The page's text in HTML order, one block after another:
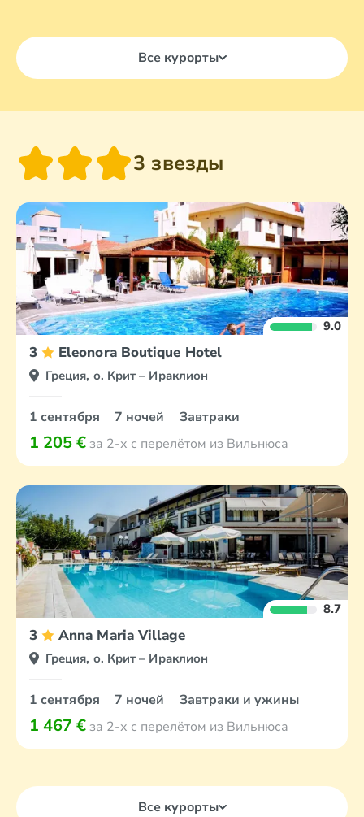
Все курорты
3 звезды
9.0
3 Eleonora Boutique Hotel
Греция, о. Крит – Ираклион
1 сентября 7 ночей Завтраки
1 205 € за 2-х с перелётом из Вильнюса
8.7
3 Anna Maria Village
Греция, о. Крит – Ираклион
1 сентября 7 ночей Завтраки и ужины
1 467 € за 2-х с перелётом из Вильнюса
Все курорты